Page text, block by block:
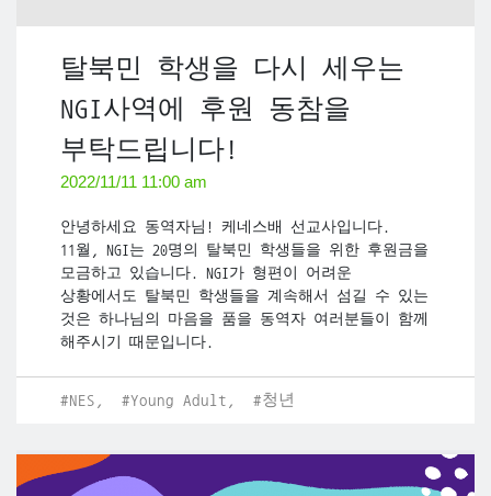
탈북민 학생을 다시 세우는
NGI사역에 후원 동참을
부탁드립니다!
2022/11/11 11:00 am
안녕하세요 동역자님! 케네스배 선교사입니다.
11월, NGI는 20명의 탈북민 학생들을 위한 후원금을
모금하고 있습니다. NGI가 형편이 어려운
상황에서도 탈북민 학생들을 계속해서 섬길 수 있는
것은 하나님의 마음을 품을 동역자 여러분들이 함께
해주시기 때문입니다.
#NES, #Young Adult, #청년